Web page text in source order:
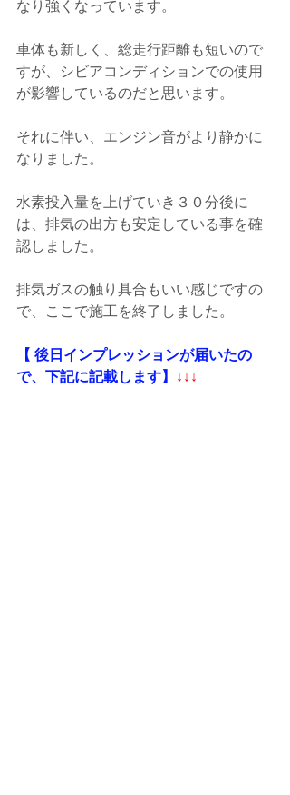
なり強くなっています。
車体も新しく、総走行距離も短いので
すが、シビアコンディションでの使用
が影響しているのだと思います。
それに伴い、エンジン音がより静かに
なりました。
水素投入量を上げていき３０分後に
は、排気の出方も安定している事を確
認しました。
排気ガスの触り具合もいい感じですの
で、ここで施工を終了しました。
【 後日インプレッションが届いたの
で、下記に記載します】
↓↓↓